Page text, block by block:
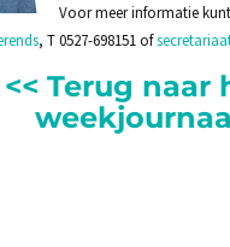
Voor meer informatie
, T 0527-698151 of
<< Terug naar